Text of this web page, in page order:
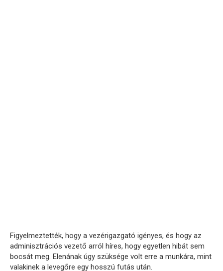
Figyelmeztették, hogy a vezérigazgató igényes, és hogy az
adminisztrációs vezető arról híres, hogy egyetlen hibát sem
bocsát meg. Elenának úgy szüksége volt erre a munkára, mint
valakinek a levegőre egy hosszú futás után.